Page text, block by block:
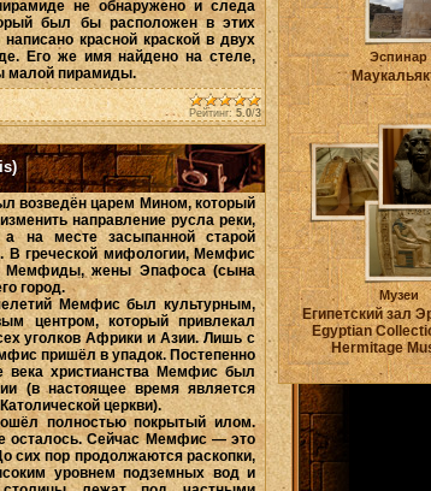
не обнаружено и следа
был бы расположен в этих
красной краской в двух
Его же имя найдено на стеле,
малой пирамиды.
Рейтинг: 5.0/3
возведён царем Мином, который
направление русла реки,
а на месте засыпанной старой
В греческой мифологии, Мемфис
Мемфиды, жены Эпафоса (сына
город.
Мемфис был культурным,
центром, который привлекал
уголков Африки и Азии. Лишь с
пришёл в упадок. Постепенно
века христианства Мемфис был
(в настоящее время является
церкви).
полностью покрытый илом.
осталось. Сейчас Мемфис — это
сих пор продолжаются раскопки,
уровнем подземных вод и
Эспинар
Музеи
Египетский зал
Egyptian
Hermitage